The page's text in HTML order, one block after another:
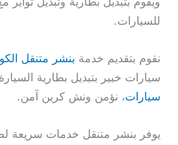
للسيارات.
نقوم بتقديم خدمة بنشر متنقل
سيارات خبير بتبديل بطارية
سيارات، نؤمن ونش كرين آمن.
يوفر بنشر متنقل خدمات سريعة